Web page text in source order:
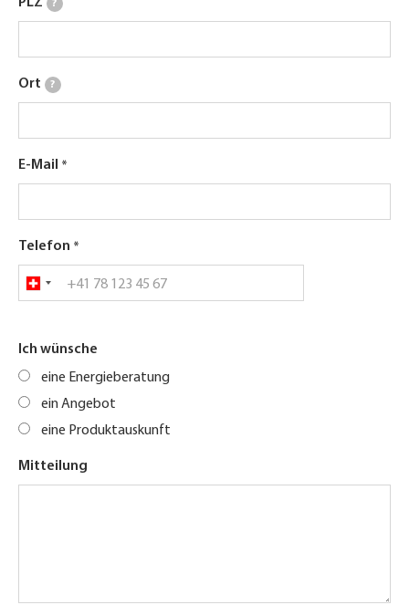
PLZ ?
Ort ?
E-Mail
Telefon
Ich wünsche
eine Energieberatung
ein Angebot
eine Produktauskunft
Mitteilung